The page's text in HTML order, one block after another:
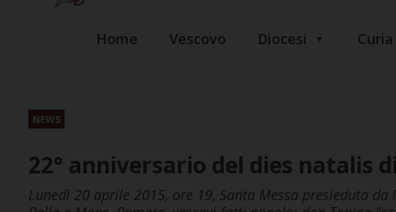
Home Vescovo Diocesi Curia
NEWS
22° anniversario del dies natalis
Lunedì 20 aprile 2015, ore 19, Santa Messa presieduta